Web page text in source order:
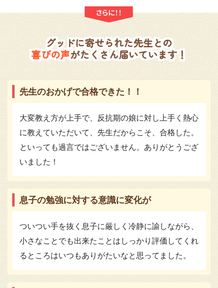
グッドに寄せられた先生との
喜びの声がたくさん届いています！
先生のおかげで合格できた！！
大変教え方が上手で、反抗期の娘に対し上手く熱心
に教えていただいて、先生だからこそ、合格した。
といっても過言ではございません。ありがとうござ
いました！
息子の勉強に対する意識に変化が
ついつい手を抜く息子に厳しく冷静に諭しながら、
小さなことでも出来たことはしっかり評価してくれ
るところはいつもありがたいなと思ってました。